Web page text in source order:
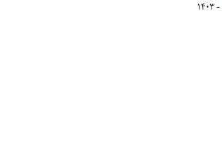
- ۱۴۰۳